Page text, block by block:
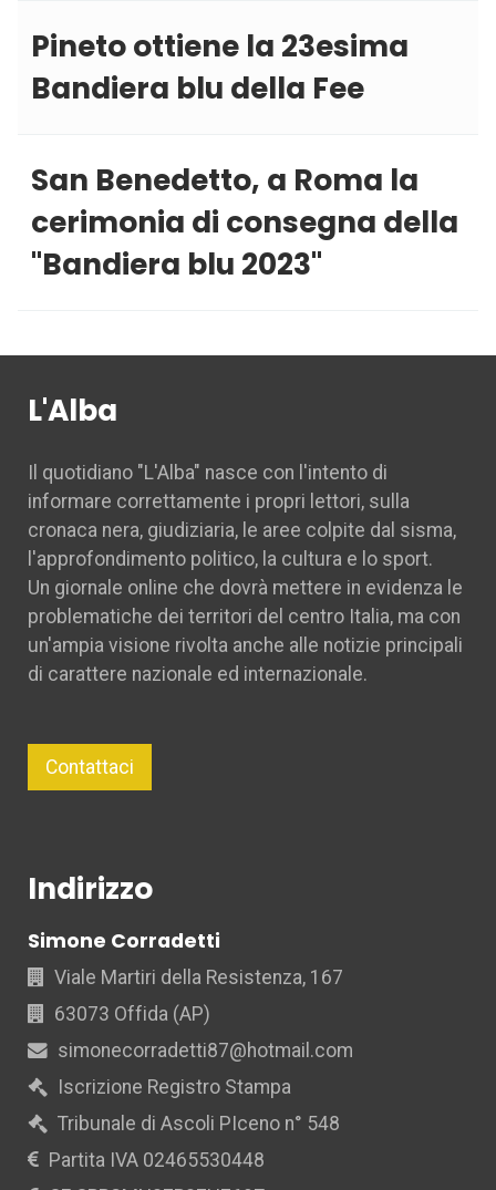
Pineto ottiene la 23esima
Bandiera blu della Fee
San Benedetto, a Roma la
cerimonia di consegna della
''Bandiera blu 2023''
L'Alba
Il quotidiano "L'Alba" nasce con l'intento di
informare correttamente i propri lettori, sulla
cronaca nera, giudiziaria, le aree colpite dal sisma,
l'approfondimento politico, la cultura e lo sport.
Un giornale online che dovrà mettere in evidenza le
problematiche dei territori del centro Italia, ma con
un'ampia visione rivolta anche alle notizie principali
di carattere nazionale ed internazionale.
Contattaci
Indirizzo
Simone Corradetti
Viale Martiri della Resistenza, 167
63073 Offida (AP)
simonecorradetti87@hotmail.com
Iscrizione Registro Stampa
Tribunale di Ascoli PIceno n° 548
Partita IVA 02465530448